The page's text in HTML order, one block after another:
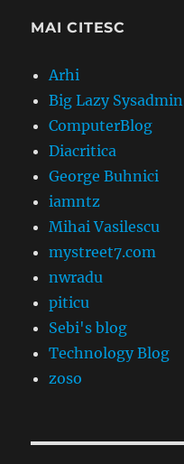
MAI CITESC
Arhi
Big Lazy Sysadmin
ComputerBlog
Diacritica
George Buhnici
iamntz
Mihai Vasilescu
mystreet7.com
nwradu
piticu
Sebi's blog
Technology Blog
zoso